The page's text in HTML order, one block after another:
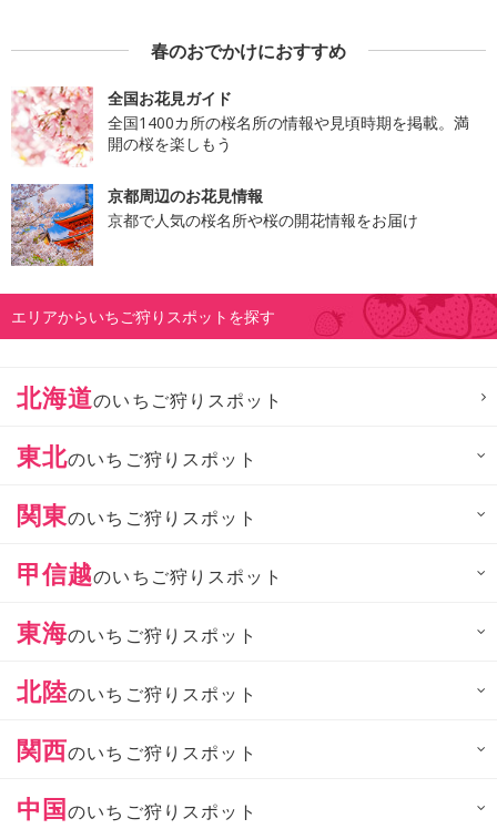
春のおでかけにおすすめ
全国お花見ガイド
全国1400カ所の桜名所の情報や見頃時期を掲載。満
開の桜を楽しもう
京都周辺のお花見情報
京都で人気の桜名所や桜の開花情報をお届け
エリアからいちご狩りスポットを探す
北海道のいちご狩りスポット
東北のいちご狩りスポット
関東のいちご狩りスポット
甲信越のいちご狩りスポット
東海のいちご狩りスポット
北陸のいちご狩りスポット
関西のいちご狩りスポット
中国のいちご狩りスポット